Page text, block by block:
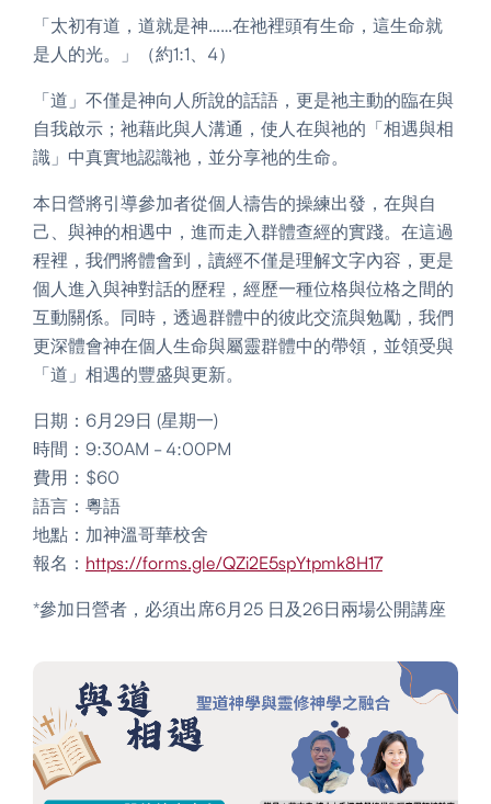
「太初有道，道就是神……在祂裡頭有生命，這生命就
是人的光。」（約1:1、4）
「道」不僅是神向人所說的話語，更是祂主動的臨在與
自我啟示；祂藉此與人溝通，使人在與祂的「相遇與相
識」中真實地認識祂，並分享祂的生命。
本日營將引導參加者從個人禱告的操練出發，在與自
己、與神的相遇中，進而走入群體查經的實踐。在這過
程裡，我們將體會到，讀經不僅是理解文字內容，更是
個人進入與神對話的歷程，經歷一種位格與位格之間的
互動關係。同時，透過群體中的彼此交流與勉勵，我們
更深體會神在個人生命與屬靈群體中的帶領，並領受與
「道」相遇的豐盛與更新。
日期：6月29日 (星期一)
時間：9:30AM - 4:00PM
費用：$60
語言：粵語
地點：加神溫哥華校舍
報名： https://forms.gle/QZi2E5spYtpmk8H17
*參加日營者，必須出席6月25 日及26日兩場公開講座